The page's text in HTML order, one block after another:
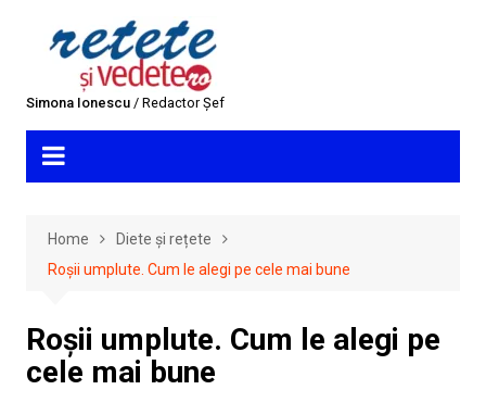
Simona Ionescu/ Redactor Șef
Home
Diete și rețete
Roșii umplute. Cum le alegi pe cele mai bune
Roșii umplute. Cum le alegi pe
cele mai bune